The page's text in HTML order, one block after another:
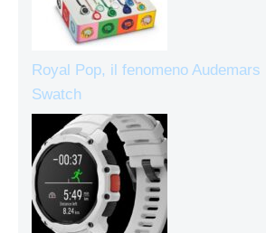
Royal Pop, il fenomeno Audemars
Swatch